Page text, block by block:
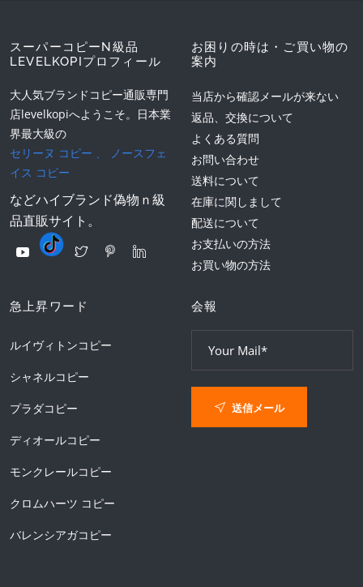
スーパーコピーN級品
LEVELKOPIプロフィール
大人気ブランドコピー通販専門
店levelkopiへようこそ。日本業
界最大級の
セリーヌ コピー 、
ノースフェ
イス コピー
などハイブランド偽物ｎ級
品直販サイト。
お困りの時は・ご買い物の
案内
当店から確認メールが来ない
返品、交換について
よくある質問
お問い合わせ
送料について
在庫に関しまして
配送について
お支払いの方法
お買い物の方法
急上昇ワード
ルイヴィトンコピー
シャネルコピー
プラダコピー
ディオールコピー
モンクレールコピー
クロムハーツ コピー
バレンシアガコピー
会報
送信メール